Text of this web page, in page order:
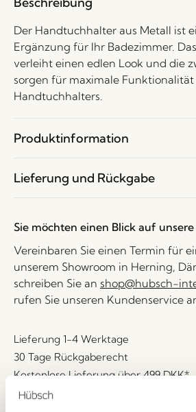
Der Handtuchhalter aus Metall ist
Ergänzung für Ihr Badezimmer.
verleiht einen edlen Look und die
sorgen für maximale Funktionalität
Handtuchhalters.
Produktinformation
Lieferung und Rückgabe
Sie möchten einen Blick auf
Vereinbaren Sie einen Termin für
unserem Showroom in Herning,
schreiben Sie an shop@hubsch-
rufen Sie unseren Kundenservice
Lieferung 1-4 Werktage
30 Tage Rückgaberecht
Kostenlose Lieferung über499 DKK*